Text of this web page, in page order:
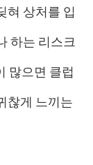
혀 상처를 입
하는 리스크
많으면 클럽
찮게 느끼는